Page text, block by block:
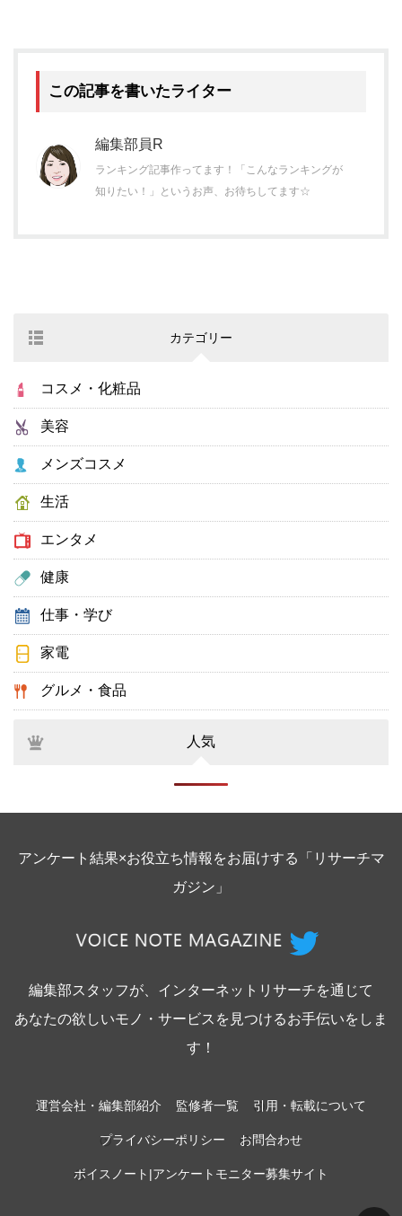
この記事を書いたライター
編集部員R
ランキング記事作ってます！「こんなランキングが
知りたい！」というお声、お待ちしてます☆
カテゴリー
コスメ・化粧品
美容
メンズコスメ
生活
エンタメ
健康
仕事・学び
家電
グルメ・食品
人気
アンケート結果×お役立ち情報をお届けする「リサーチマ
ガジン」
編集部スタッフが、インターネットリサーチを通じて
あなたの欲しいモノ・サービスを見つけるお手伝いをしま
す！
運営会社・編集部紹介 監修者一覧 引用・転載について
プライバシーポリシー お問合わせ
ボイスノート|アンケートモニター募集サイト